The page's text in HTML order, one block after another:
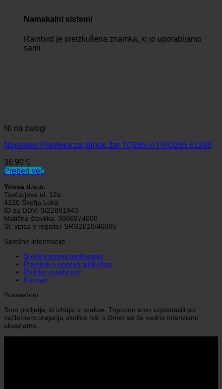
Namakalni sistemi
Rainbird je preizkušena znamka, ki jo uporabljamo
sami.
Ni na zalogi
Napoleon Prevleka za plinski žar TQ285 in PRO285 61286
36,90 €
Preberi več
Yossa d.o.o.
Tavčarjeva ul. 12a
4220 Škofja Loka
ID za DDV: SI22891943
Matična številka: 3866874000
Št. vpisa v register SRG2010/46005
Splošne informacije
Splošni pogoji poslovanja
Pravilnik o uporabi piškotkov
Politika zasebnosti
Kontakt
Yossashop
Smo podjetje, ki izhaja iz prakse. Trgovino smo vzpostavili po
večletnem urejanju okolice hiš, s čimer se še vedno intenzivno
ukvarjamo.